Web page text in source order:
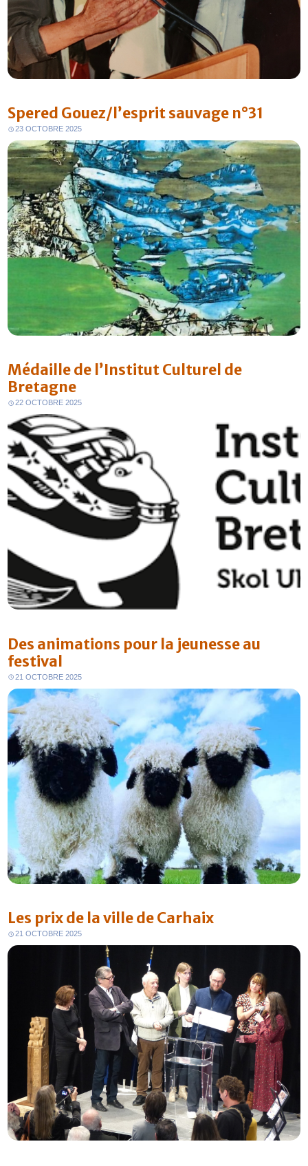
Spered Gouez/l’esprit sauvage n°31
23 OCTOBRE 2025
Médaille de l’Institut Culturel de
Bretagne
22 OCTOBRE 2025
Des animations pour la jeunesse au
festival
21 OCTOBRE 2025
Les prix de la ville de Carhaix
21 OCTOBRE 2025